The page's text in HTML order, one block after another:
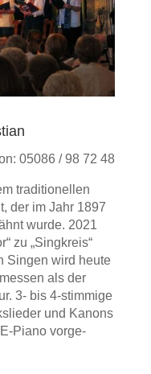
05086 / 98 72 48
traditio­nellen
der im Jahr 1897
wurde. 2021
zu „Singkreis“
Singen wird heute
als der
3- bis 4-stimmige
und Kanons
Piano vorge­